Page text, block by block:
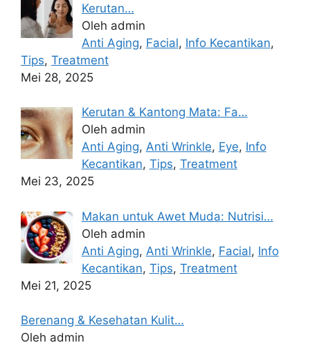
Kerutan…
Oleh admin
Anti Aging, Facial, Info Kecantikan,
Tips, Treatment
Mei 28, 2025
Kerutan & Kantong Mata: Fa…
Oleh admin
Anti Aging, Anti Wrinkle, Eye, Info
Kecantikan, Tips, Treatment
Mei 23, 2025
Makan untuk Awet Muda: Nutrisi…
Oleh admin
Anti Aging, Anti Wrinkle, Facial, Info
Kecantikan, Tips, Treatment
Mei 21, 2025
Berenang & Kesehatan Kulit…
Oleh admin